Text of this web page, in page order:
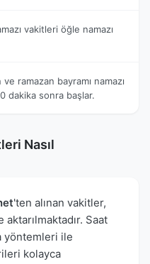
vakitleri öğle namazı
ve ramazan bayramı namazı
dakika sonra başlar.
Nasıl
'ten alınan vakitler,
Saat
yöntemleri ile
kolayca